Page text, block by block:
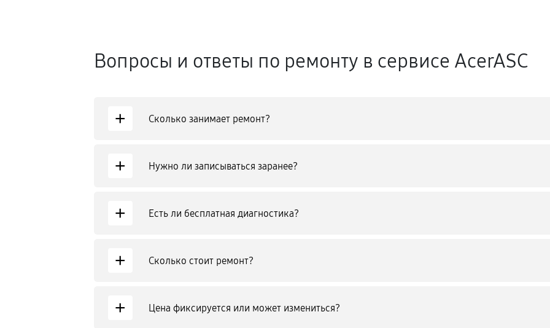
Вопросы и ответы по ремонту в сервисе AcerASC
+ Сколько занимает ремонт?
+ Нужно ли записываться заранее?
+ Есть ли бесплатная диагностика?
+ Сколько стоит ремонт?
+ Цена фиксируется или может измениться?